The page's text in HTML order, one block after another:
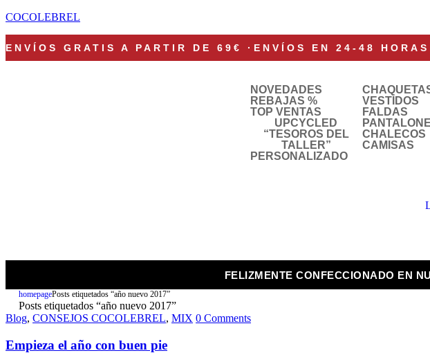
COCOLEBREL
ENVÍOS GRATIS A PARTIR DE 69€ · ENVÍOS EN 24-48 HORAS
NOVEDADES
REBAJAS %
TOP VENTAS
UPCYCLED
“TESOROS DEL
TALLER”
PERSONALIZADO
VESTIDOS
FALDAS
CHALECOS
CAMISAS
FELIZMENTE CONFECCIONADO EN
homepagePosts etiquetados “año nuevo 2017”
Posts etiquetados “año nuevo 2017”
Blog, CONSEJOS COCOLEBREL, MIX 0 Comments
Empieza el año con buen pie